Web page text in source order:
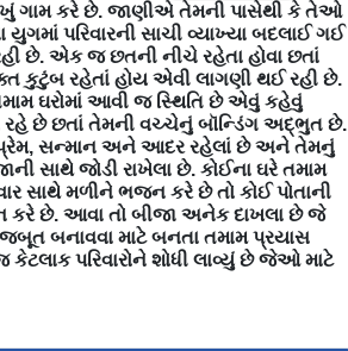
ગામ કરે છે. જાણીએ તેમની પાસેથી કે તેઓ
પરિવારની સાચી વ્યાખ્યા બદલાઈ ગઈ
છે. એક જ છતની નીચે રહેતા હોવા છતાં
કુટુંબ રહેતાં હોય એવી લાગણી થઈ રહી છે.
ઘરોમાં આવી જ સ્થિતિ છે એવું કહેવું
છે છતાં તેમની વચ્ચેનું બૉન્ડિંગ અદ્ભુત છે.
પ્રેમ, સન્માન અને આદર રહેલાં છે અને તેમનું
સાથે જોડી રાખેલા છે. કોઈના ઘરે તમામ
સાથે મળીને ભજન કરે છે તો કોઈ પોતાની
કરે છે. આવા તો બીજા અનેક દાખલા છે જે
બનાવવા માટે બનતા તમામ પ્રયાસ
પરિવારોને શોધી લાવ્યું છે જેઓ માટે